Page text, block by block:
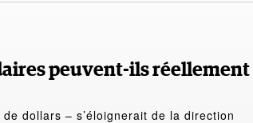
peuvent-ils réellement
dollars – s’éloignerait de la direction